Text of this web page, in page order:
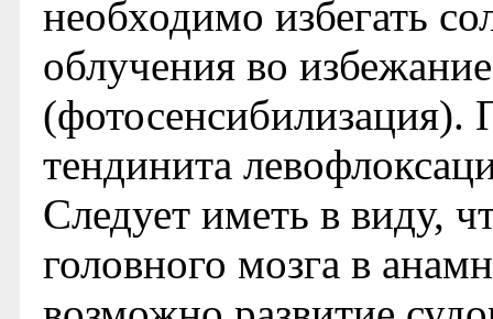
необходимо избегать
облучения во
(фотосенсибилизация).
тендинита
Следует иметь в виду,
головного мозга в